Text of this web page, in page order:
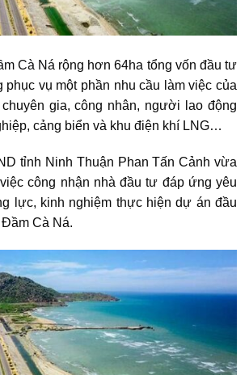
Cà Ná rộng hơn 64ha tổng vốn đầu tư
phục vụ một phần nhu cầu làm việc của
gia, công nhân, người lao động
cảng biển và khu điện khí LNG…
tỉnh Ninh Thuận Phan Tấn Cảnh vừa
công nhận nhà đầu tư đáp ứng yêu
lực, kinh nghiệm thực hiện dự án đầu
Cà Ná.